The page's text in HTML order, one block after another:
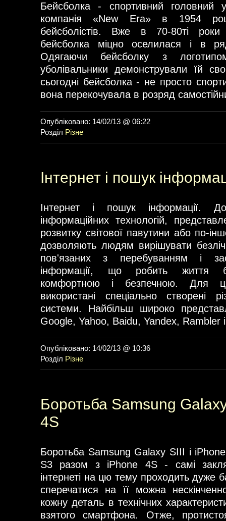
Бейсболка - спортивний головний
компанія «New Era» в 1954
бейсболістів. Вже в 70-80ті роки
бейсболка міцно оселилася і в
Одягаючи бейсболку з
уболівальники демонстрували їй
сьогодні бейсболка - не просто
вона перекочувала в розряд
Опубліковано: 14/02/13 @ 06:22
Розділ Різне
Інтернет і пошук
Інтернет і пошук інформації.
інформаційних технологій,
розвитку світової павутини або по-
дозволяють людям вирішувати
пов'язаних з перебуванням і
інформації, що робить життя
комфортною і безпечною. Для
використані спеціально створені
системи. Найбільш широко
Google, Yahoo, Baidu, Yandex, Rambler
Опубліковано: 14/02/13 @ 10:36
Розділ Різне
Боротьба Samsung
4S
Боротьба Samsung Galaxy SIII і
S3 разом з iPhone 4S - самі
інтернеті на цю тему проходить дуже
сперечатися на її можна
кожну деталь в технічних
взятого смартфона. Отже,